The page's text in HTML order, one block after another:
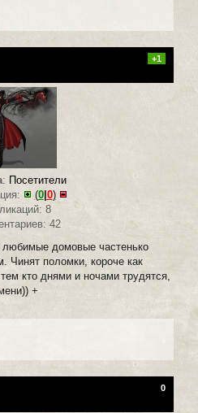
+1
: Посетители
(0| 0)
8
42
любимые домовые частенько
Чинят поломки, короче как
кто днями и ночами трудятся,
+
0